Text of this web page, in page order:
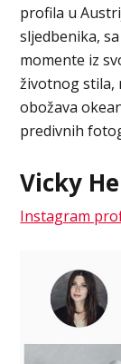
profila u
sljedbenika,
momente iz
životnog stila,
obožava
predivnih
Vicky
Instagram